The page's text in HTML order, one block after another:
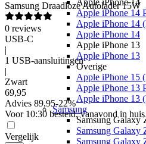
Apple iPhone 14
Apple iPhone 14
Apple iPhone 14
Apple iPhone 14
Apple iPhone 13
Apple iPhone 13
Overige
Apple iPhone 15
Apple iPhone 13
Apple iPhone 13
Samsung
Samsung Galaxy
Samsung Galaxy
Samsung Galaxy
Samsung Draadloze Autolader 15W
0 reviews
USB-C
|
1 USB-aansluitingen
|
Zwart
69,95
Advies 89,95-22%
Voor 10:30 besteld, vanavond in huis
Vergelijk